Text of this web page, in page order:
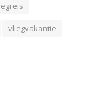
vliegvakantie